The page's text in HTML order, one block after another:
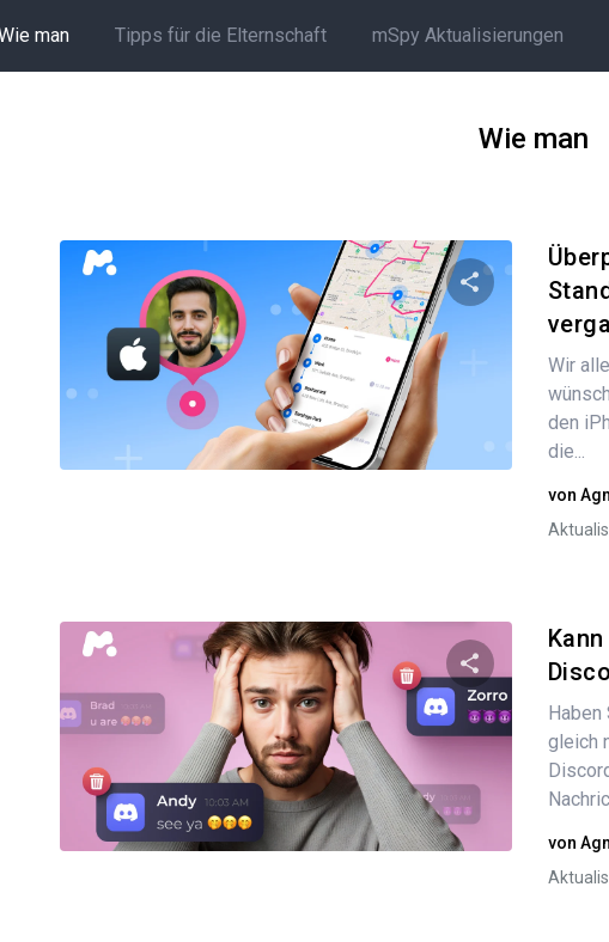
man Tipps für die Elternschaft mSpy Aktualisierungen
Wie man
Diesen
Facebook
Wir
den
die...
von
Diesen
Twitter
Haben
gleich
von